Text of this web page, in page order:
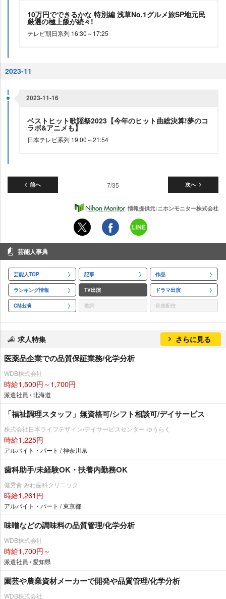
10万円でできるかな 特別編 浅草No.1グルメ旅SP地元民
厳選の極上飯が続々!
テレビ朝日系列 16:30～17:25
2023-11
2023-11-16
ベストヒット歌謡祭2023【今年のヒット曲総決算!夢のコ
ラボ&アニメも】
日本テレビ系列 19:00～21:54
前へ 次へ
7/35
情報提供元:ニホンモニター株式会社
芸能人事典
芸能人TOP 記事 作品
ランキング情報 TV出演 ドラマ出演
CM出演 歌詞 音楽配信
求人特集 さらに見る
医薬品企業での品質保証業務/化学分析
WDB株式会社
時給1,500円～1,700円
派遣社員 / 北海道
「福祉調理スタッフ」無資格可/シフト相談可/デイサービス
株式会社日本ライフデザイン/デイサービスセンター ゆうらく
時給1,225円
アルバイト・パート / 神奈川県
歯科助手/未経験OK・扶養内勤務OK
健秀會 みわ歯科クリニック
時給1,261円
アルバイト・パート / 東京都
味噌などの調味料の品質管理/化学分析
WDB株式会社
時給1,700円～
派遣社員 / 愛知県
園芸や農業資材メーカーで開発や品質管理/化学分析
WDB株式会社